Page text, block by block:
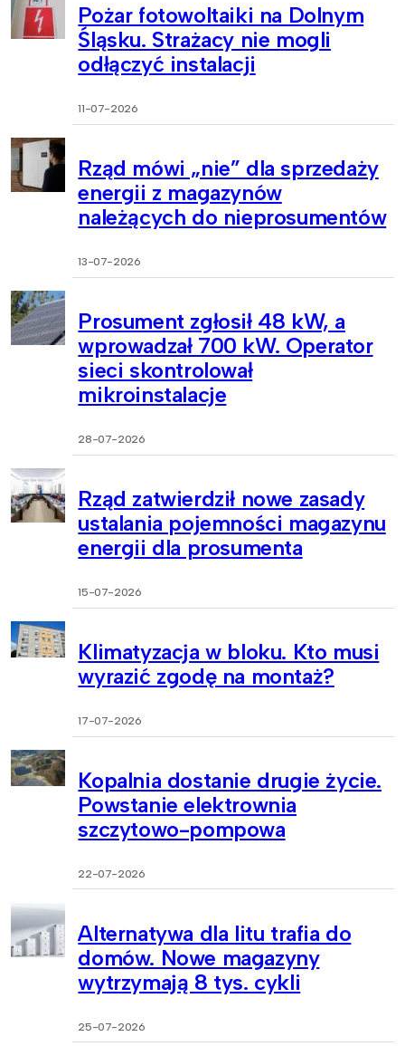
Pożar fotowoltaiki na Dolnym
Śląsku. Strażacy nie mogli
odłączyć instalacji
11-07-2026
Rząd mówi „nie” dla sprzedaży
energii z magazynów
należących do nieprosumentów
13-07-2026
Prosument zgłosił 48 kW, a
wprowadzał 700 kW. Operator
sieci skontrolował
mikroinstalacje
28-07-2026
Rząd zatwierdził nowe zasady
ustalania pojemności magazynu
energii dla prosumenta
15-07-2026
Klimatyzacja w bloku. Kto musi
wyrazić zgodę na montaż?
17-07-2026
Kopalnia dostanie drugie życie.
Powstanie elektrownia
szczytowo-pompowa
22-07-2026
Alternatywa dla litu trafia do
domów. Nowe magazyny
wytrzymają 8 tys. cykli
25-07-2026